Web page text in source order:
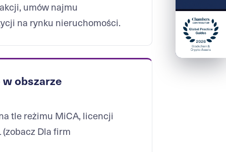
umów najmu
na rynku nieruchomości.
obszarze
tle reżimu MiCA, licencji
(zobaczDla firm